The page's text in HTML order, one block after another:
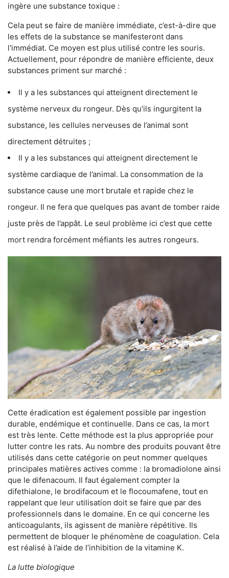
ingère une substance toxique :
Cela peut se faire de manière immédiate, c’est-à-dire que
les effets de la substance se manifesteront dans
l'immédiat. Ce moyen est plus utilisé contre les souris.
Actuellement, pour répondre de manière efficiente, deux
substances priment sur marché :
Il y a les substances qui atteignent directement le
système nerveux du rongeur. Dès qu’ils ingurgitent la
substance, les cellules nerveuses de l’animal sont
directement détruites ;
Il y a les substances qui atteignent directement le
système cardiaque de l’animal. La consommation de la
substance cause une mort brutale et rapide chez le
rongeur. Il ne fera que quelques pas avant de tomber raide
juste près de l’appât. Le seul problème ici c’est que cette
mort rendra forcément méfiants les autres rongeurs.
Cette éradication est également possible par ingestion
durable, endémique et continuelle. Dans ce cas, la mort
est très lente. Cette méthode est la plus appropriée pour
lutter contre les rats. Au nombre des produits pouvant être
utilisés dans cette catégorie on peut nommer quelques
principales matières actives comme : la bromadiolone ainsi
que le difenacoum. Il faut également compter la
difethialone, le brodifacoum et le flocoumafene, tout en
rappelant que leur utilisation doit se faire que par des
professionnels dans le domaine. En ce qui concerne les
anticoagulants, ils agissent de manière répétitive. Ils
permettent de bloquer le phénomène de coagulation. Cela
est réalisé à l’aide de l’inhibition de la vitamine K.
La lutte biologique